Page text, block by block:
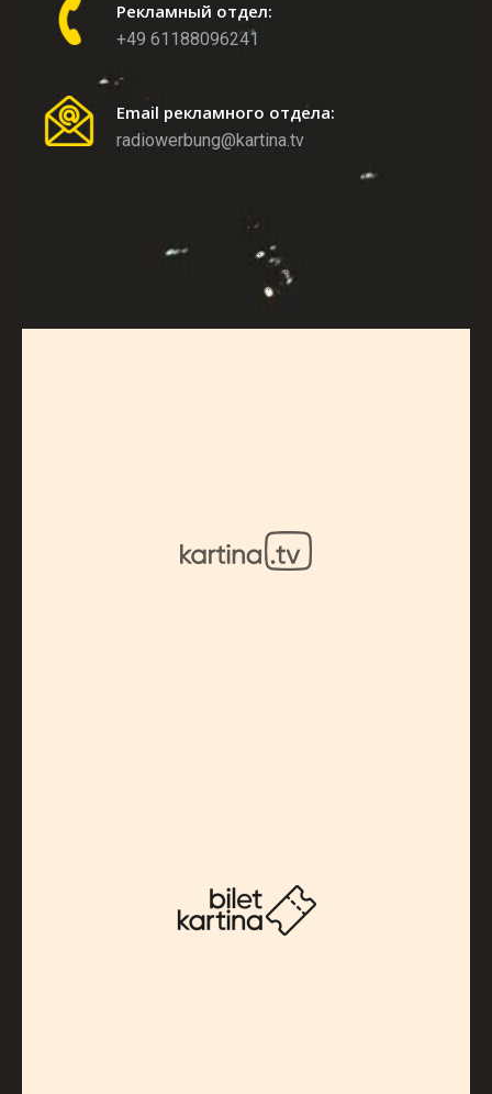
Рекламный отдел:
+49 61188096241
Email рекламного отдела:
radiowerbung@kartina.tv